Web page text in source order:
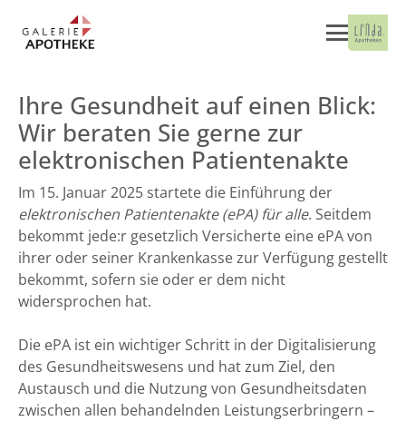
Ihre Gesundheit auf einen Blick:
Wir beraten Sie gerne zur
elektronischen Patientenakte
Im 15. Januar 2025 startete die Einführung der
elektronischen Patientenakte (ePA) für alle. Seitdem
bekommt jede:r gesetzlich Versicherte eine ePA von
ihrer oder seiner Krankenkasse zur Verfügung gestellt
bekommt, sofern sie oder er dem nicht
widersprochen hat.
Die ePA ist ein wichtiger Schritt in der Digitalisierung
des Gesundheitswesens und hat zum Ziel, den
Austausch und die Nutzung von Gesundheitsdaten
zwischen allen behandelnden Leistungserbringern –